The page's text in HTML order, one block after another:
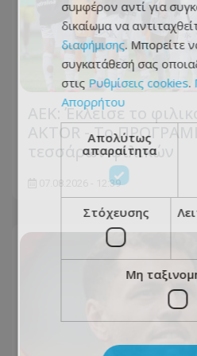
ΑΕΚ: Έκλεισε το
AKTOR - Το
τεσσάρων φιλικών
07.08.2026 - 12:39
συμφέρον αντί για
δικαίωμα να
διαφήμισης. Μπορείτε
συγκατάθεσή σας
στις Ρυθμίσεις cookies.
Απορρήτου
Απολύτως
απαραίτητα
Στόχευσης
Μη